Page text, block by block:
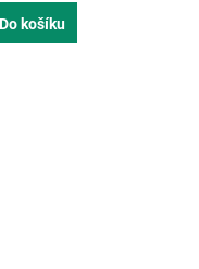
Do košíku